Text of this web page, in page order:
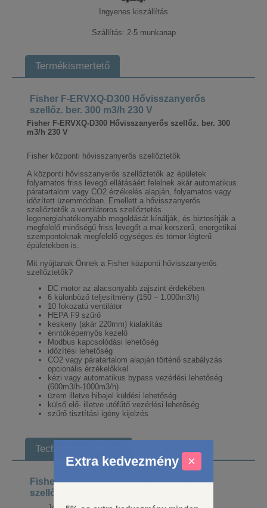
Ingyenes kiszállítás
Szállítás: 2-5 munkanap
Termékismertető
Fisher F-ERVXQ-D300 Hővisszanyerős
szellőz. ber. 300 m3/h 230 V
Fisher F-ERVXQ-D300 Hővisszanyerős szellőz. ber. 300
m3/h 230 V
Fisher központi hővisszanyerős szellőztetők
A központi hővisszanyerős szellőztetők az épületek
folyamatos friss levegő ellátásáért felelnek akár automatikus
páratartalom vagy CO2 érzékelés alapján, folyamatos vagy
időzített üzemmódban. Emellett a hővisszanyerős
szellőztetők a ventilátoros szellőztetés
legenergiahatékonyabb megoldását kínálják, és biztosítják a
megfelelő minőségű friss levegőt a mai korszerű, energetikai
szempontoknak megfelelő egységes és tömör légterű
épületekben is.
Mit nyújtanak Önnek a Fisher központi hővisszanyerős
szellőztetők?
DC motor az alacsonyabb zajszint érdekében
6 különböző teljesítmény (150 – 1.000m3/h)
10 fokozatú ventilátor
HEPA F9 szűrő
keskeny (akár 220mm) kialakítás
érintőképernyős kezelő
Modbus kapcsolódási lehetőség
időzítési lehetőség
CO2 vagy páratartalom alapján történő szabályzás
opcionális érzékelőkkel
kézi vagy automatikus bypass vezérlési lehetőség
(600m3/h-1000m3/h)
üzem illetve hibajel küldési lehetőség
külső elő- illetve utófűtő vezérlési lehetőség
szűrő tisztítási igény kijelzés
Technikai jellemzők
Fisher F-ERVXQ-D300 Hővisszanyerős
szellőz. ber. 300 m3/h 230 V
Extra kedvezmény ×